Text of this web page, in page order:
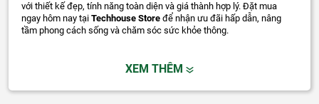
với thiết kế đẹp, tính năng toàn diện và giá thành hợp lý. Đặt mua
ngay hôm nay tại Techhouse Store để nhận ưu đãi hấp dẫn, nâng
tầm phong cách sống và chăm sóc sức khỏe thông.
XEM THÊM